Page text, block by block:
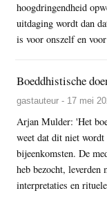
hoogdringendheid
uitdaging wordt dan
is voor onszelf en
Boeddhistische
gastauteur - 17 mei
Arjan Mulder: 'Het
weet dat dit niet wordt
bijeenkomsten. De
heb bezocht,
interpretaties en